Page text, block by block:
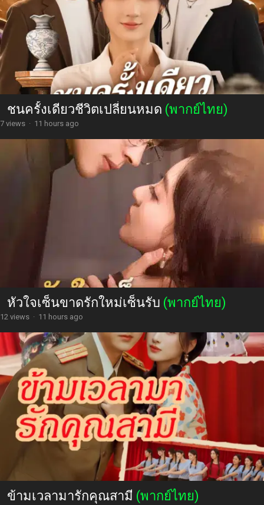
ชนครั้งเดียวชีวิตเปลี่ยนหมด (พากย์ไทย)
7 views · 11 hours ago
หัวใจเซ็นขาดรักใหม่เซ็นรับ (พากย์ไทย)
12 views · 11 hours ago
ข้ามเวลามารักคุณสามี (พากย์ไทย)